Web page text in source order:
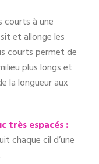
courts à une
et allonge les
courts permet de
plus longs et
la longueur aux
très espacés :
chaque cil d’une